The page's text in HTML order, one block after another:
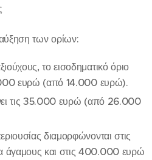
των ορίων:
το εισοδηματικό όριο
ευρώ (από 14.000 ευρώ).
τις 35.000 ευρώ (από 26.000
διαμορφώνονται στις
και στις 400.000 ευρώ